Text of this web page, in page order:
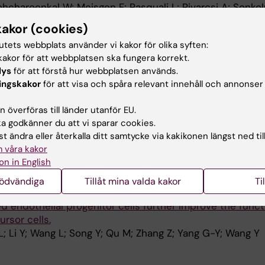
W; Meisgen F; Pasquali L; Pivarcsi A;
STROKE RESEARCH.
Thrombolysis in Embolic Stroke Rats by Synchrotron
Lin X; Jiang L; Cheng Z; Luo L; Xu Z; Geng J; Wang Y;
Alla
& THERAPEUTICS.2019;25(9):1030-1041
brain from ischemic injury via up-regulating heat
M; Wang L-P; Yuan F; Ma Y-Y; Li W-L; He T-T; Wang Y-Y;
G-Y; Tang Y-H; Wang Y-T
CELL RESEARCH.2018;367(2):222-231
endothelial progenitor cells further improve the
cells.
Li Y; Wang L; Song Y; Qu M; Zhang Z; Yang G-Y; Wang Y
(cookies)
webbplats använder vi kakor för olika syften:
för att webbplatsen ska fungera korrekt.
för att förstå hur webbplatsen används.
för att visa och spåra relevant innehåll och
överföras till länder utanför EU.
godkänner du att vi sparar cookies.
ändra eller återkalla ditt samtycke via kakikonen längst ned
våra kakor
in English
Tillåt mina valda kakor